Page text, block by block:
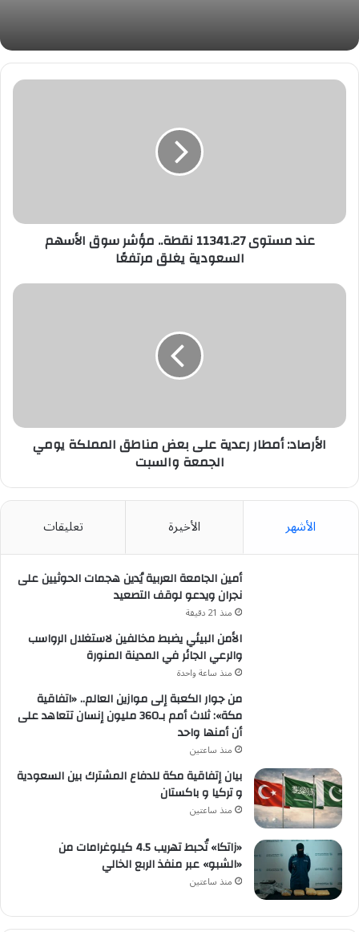
عند
يغلق
عند مستوى 11341.27 نقطة.. مؤشر سوق الأسهم
السعودية يغلق مرتفعًا
الأرصاد:
الجمعة
والسبتالأرصاد: أمطار رعدية على بعض مناطق المملكة يومي
الجمعة والسبت
الأشهر الأخيرة تعليقات
أمين الجامعة العربية يُدين هجمات الحوثيين على
نجران ويدعو لوقف التصعيد
منذ 21 دقيقة
الأمن البيئي يضبط مخالفين لاستغلال الرواسب
والرعي الجائر في المدينة المنورة
منذ ساعة واحدة
من جوار الكعبة إلى موازين العالم.. «اتفاقية
مكة»: ثلاث أمم بـ360 مليون إنسان تتعاهد على
أن أمنها واحد
منذ ساعتين
بيان إتفاقية مكة للدفاع المشترك بين السعودية
و تركيا و باكستان
منذ ساعتين
«زاتكا» تُحبط تهريب 4.5 كيلوغرامات من
«الشبو» عبر منفذ الربع الخالي
منذ ساعتين